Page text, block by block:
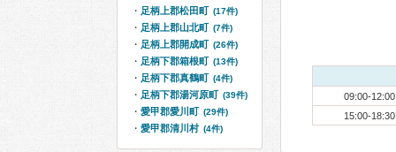
09:00-12:00
15:00-18:30
足柄上郡松田町 (17件)
足柄上郡山北町 (7件)
足柄上郡開成町 (26件)
足柄下郡箱根町 (13件)
足柄下郡真鶴町 (4件)
足柄下郡湯河原町 (39件)
愛甲郡愛川町 (29件)
愛甲郡清川村 (4件)